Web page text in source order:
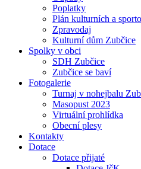
Poplatky
Plán kulturních a
Zpravodaj
Kulturní dům Zubčice
Spolky v obci
SDH Zubčice
Zubčice se baví
Fotogalerie
Turnaj v nohejbalu
Masopust 2023
Virtuální prohlídka
Obecní plesy
Kontakty
Dotace
Dotace přijaté